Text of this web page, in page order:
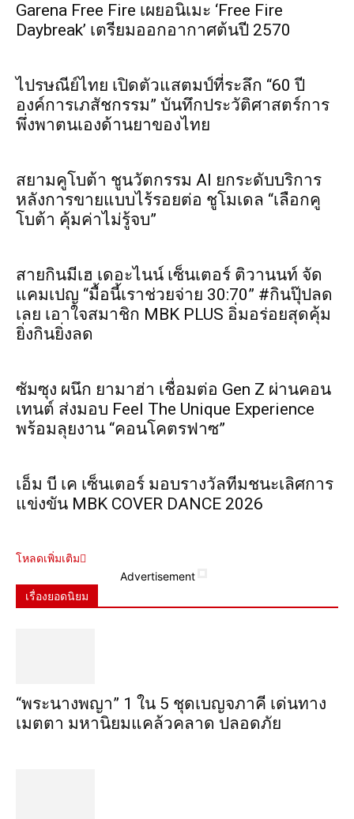
Garena Free Fire เผยอนิเมะ ‘Free Fire
Daybreak’ เตรียมออกอากาศต้นปี 2570
ไปรษณีย์ไทย เปิดตัวแสตมป์ที่ระลึก “60 ปี
องค์การเภสัชกรรม” บันทึกประวัติศาสตร์การ
พึ่งพาตนเองด้านยาของไทย
สยามคูโบต้า ชูนวัตกรรม AI ยกระดับบริการ
หลังการขายแบบไร้รอยต่อ ชูโมเดล “เลือกคู
โบต้า คุ้มค่าไม่รู้จบ”
สายกินมีเฮ เดอะไนน์ เซ็นเตอร์ ติวานนท์ จัด
แคมเปญ “มื้อนี้เราช่วยจ่าย 30:70” #กินปุ๊ปลด
เลย เอาใจสมาชิก MBK PLUS อิ่มอร่อยสุดคุ้ม
ยิ่งกินยิ่งลด
ซัมซุง ผนึก ยามาฮ่า เชื่อมต่อ Gen Z ผ่านคอน
เทนต์ ส่งมอบ Feel The Unique Experience
พร้อมลุยงาน “คอนโคตรฟาซ”
เอ็ม บี เค เซ็นเตอร์ มอบรางวัลทีมชนะเลิศการ
แข่งขัน MBK COVER DANCE 2026
โหลดเพิ่มเติม
Advertisement
เรื่องยอดนิยม
“พระ​นาง​พญา” 1 ใน 5​ ชุดเบญจ​ภาคี​ เด่นทาง
เมตตา​ มหา​นิยม​แคล้วคลาด​ ปลอดภัย​